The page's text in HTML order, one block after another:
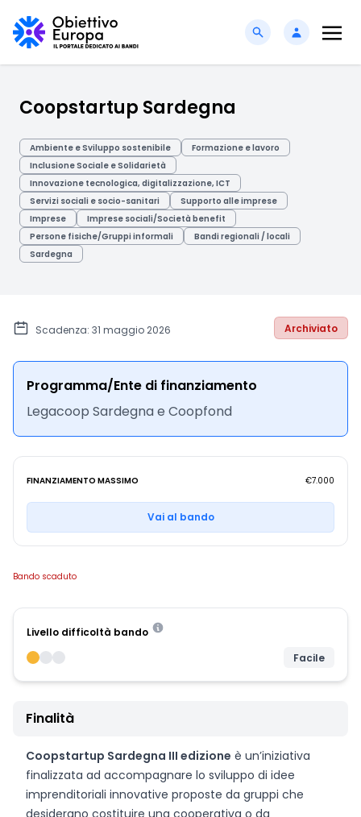
Coopstartup Sardegna
Ambiente e Sviluppo sostenibile
Formazione e lavoro
Inclusione Sociale e Solidarietà
Innovazione tecnologica, digitalizzazione, ICT
Servizi sociali e socio-sanitari
Supporto alle imprese
Imprese
Imprese sociali/Società benefit
Persone fisiche/Gruppi informali
Bandi regionali / locali
Sardegna
Scadenza: 31 maggio 2026 Archiviato
Programma/Ente di finanziamento
Legacoop Sardegna e Coopfond
FINANZIAMENTO MASSIMO €7.000
Vai al bando
Bando scaduto
Livello difficoltà bando
Facile
Finalità
Coopstartup Sardegna III edizione è un’iniziativa
finalizzata ad accompagnare lo sviluppo di idee
imprenditoriali innovative proposte da gruppi che
desiderano costituire una cooperativa o da